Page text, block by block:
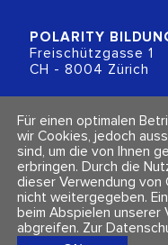
POLARITY
Freischützgasse 1
CH - 8004 Zürich
+41 (0)44 218 80
info@polarity.ch
Kontakt & Info
Newsletter
Impressum &
AGBs
Für einen optimalen
wir Cookies, jedoch
sind, um die von Ihnen
erbringen. Durch die
dieser Verwendung von
nicht weitergegeben.
beim Abspielen unserer
abgreifen. Zur